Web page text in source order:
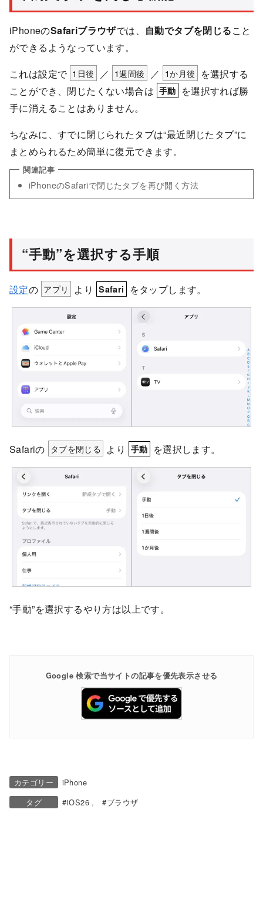
iPhoneのSafariブラウザでは、 自動でタブを閉じること
ができるようなっています。
これは設定で 1日後 ／ 1週間後 ／ 1か月後
を選択する
ことができ、閉じたくない場合は 手動 を選択すれば勝
手に消えることはありません。
ちなみに、すでに閉じられたタブは“最近閉じたタブ”に
まとめられるため簡単に復元できます。
iPhoneのSafariで閉じたタブを再び開く方法
“手動”を選択する手順
設定の アプリ より Safari をタップします。
Safariの タブを閉じる より 手動 を選択します。
“手動”を選択するやり方は以上です。
Google 検索で当サイトの記事を優先表示させる
カテゴリー
iPhone
タグ
iOS26 ブラウザ